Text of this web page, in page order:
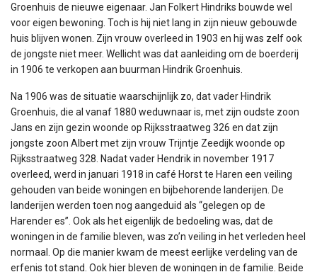
Groenhuis de nieuwe eigenaar. Jan Folkert Hindriks bouwde wel
voor eigen bewoning. Toch is hij niet lang in zijn nieuw gebouwde
huis blijven wonen. Zijn vrouw overleed in 1903 en hij was zelf ook
de jongste niet meer. Wellicht was dat aanleiding om de boerderij
in 1906 te verkopen aan buurman Hindrik Groenhuis.
Na 1906 was de situatie waarschijnlijk zo, dat vader Hindrik
Groenhuis, die al vanaf 1880 weduwnaar is, met zijn oudste zoon
Jans en zijn gezin woonde op Rijksstraatweg 326 en dat zijn
jongste zoon Albert met zijn vrouw Trijntje Zeedijk woonde op
Rijksstraatweg 328. Nadat vader Hendrik in november 1917
overleed, werd in januari 1918 in café Horst te Haren een veiling
gehouden van beide woningen en bijbehorende landerijen. De
landerijen werden toen nog aangeduid als “gelegen op de
Harender es”. Ook als het eigenlijk de bedoeling was, dat de
woningen in de familie bleven, was zo’n veiling in het verleden heel
normaal. Op die manier kwam de meest eerlijke verdeling van de
erfenis tot stand. Ook hier bleven de woningen in de familie. Beide